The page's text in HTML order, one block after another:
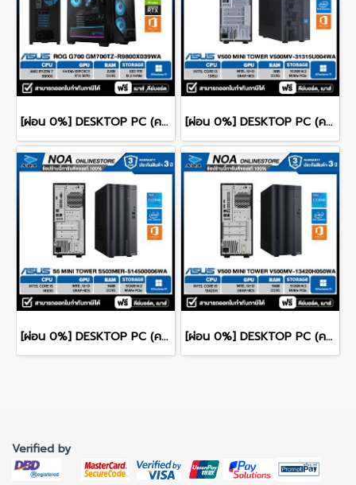
[ผ่อน 0%] DESKTOP PC (คอมพิวเตอร์ตั้งโต๊ะ) ASUS ROG G700 GM700TZ-R9800X039WA RYZEN 7-9800X/32GB/SSD1TB/RTX5070/WINDOWS 11+MS OFFICE รับประกันซ่อมฟรีถึงบ้าน 3ปี [ผ่อน 0%] DESKTOP PC (คอมพิวเตอร์ตั้งโต๊ะ) ASUS V500 Mini Tower V500MV-31315U004WA CPU Intel Core i3-1315U/ 8GB DDR4 / 512GB NVMe PCIe M.2 SSD / Intel Graphics (Integrated) / Windows 11 Home / Microsoft Office Home 2024
[ผ่อน 0%] DESKTOP PC (คอมพิวเตอร์ตั้งโต๊ะ) ASUS S5 Mini Tower S503MER-514500006WA CPU Intel Core i5-14500/ 16GB DDR5 / 512GB NVMe PCIe M.2 SSD / Intel Graphics (Integrated) / Windows 11 Home / Microsoft Office Home 2024 [ผ่อน 0%] DESKTOP PC (คอมพิวเตอร์ตั้งโต๊ะ) ASUS V500 Mini Tower V500MV-13420H050WA CPU Intel Core i5-13420H/ 16GB DDR4 / 512GB NVMe PCIe M.2 SSD / Intel Graphics (Integrated) / Windows 11 Home / Microsoft Office Home 2024
Verified by